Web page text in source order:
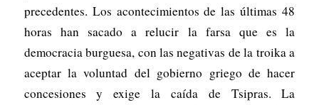
precedentes. Los acontecimientos de las últimas 48
horas han sacado a relucir la farsa que es la
democracia burguesa, con las negativas de la troika a
aceptar la voluntad del gobierno griego de hacer
concesiones y exige la caída de Tsipras. La